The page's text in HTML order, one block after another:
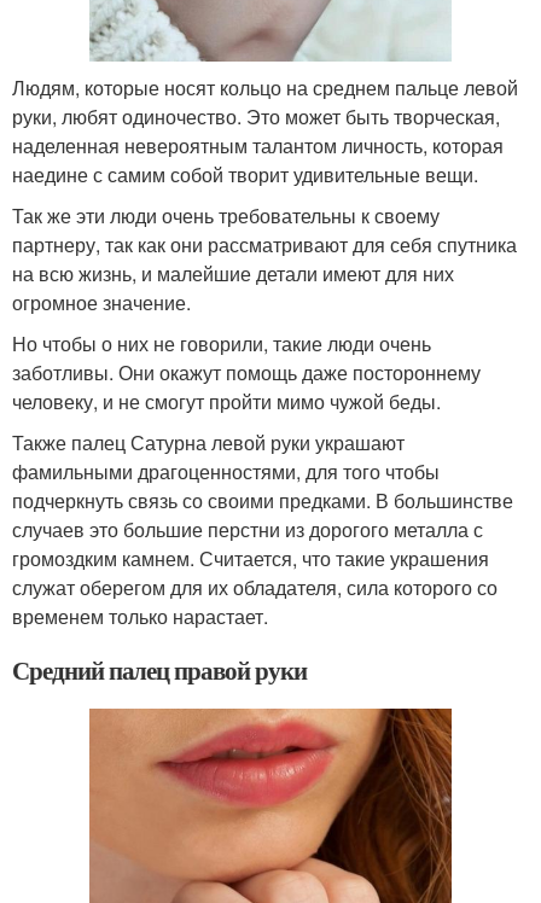
Людям, которые носят кольцо на среднем пальце левой
руки, любят одиночество. Это может быть творческая,
наделенная невероятным талантом личность, которая
наедине с самим собой творит удивительные вещи.
Так же эти люди очень требовательны к своему
партнеру, так как они рассматривают для себя спутника
на всю жизнь, и малейшие детали имеют для них
огромное значение.
Но чтобы о них не говорили, такие люди очень
заботливы. Они окажут помощь даже постороннему
человеку, и не смогут пройти мимо чужой беды.
Также палец Сатурна левой руки украшают
фамильными драгоценностями, для того чтобы
подчеркнуть связь со своими предками. В большинстве
случаев это большие перстни из дорогого металла с
громоздким камнем. Считается, что такие украшения
служат оберегом для их обладателя, сила которого со
временем только нарастает.
Средний палец правой руки